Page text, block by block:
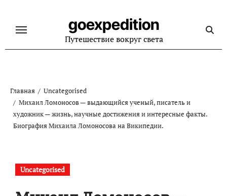
содержанию
goexpedition
Путешествие вокруг света
Главная
Uncategorised
Михаил Ломоносов — выдающийся ученый, писатель и
художник — жизнь, научные достижения и интересные факты.
Биография Михаила Ломоносова на Википедии.
Uncategorised